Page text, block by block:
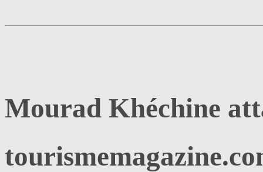
Mourad Khéchine